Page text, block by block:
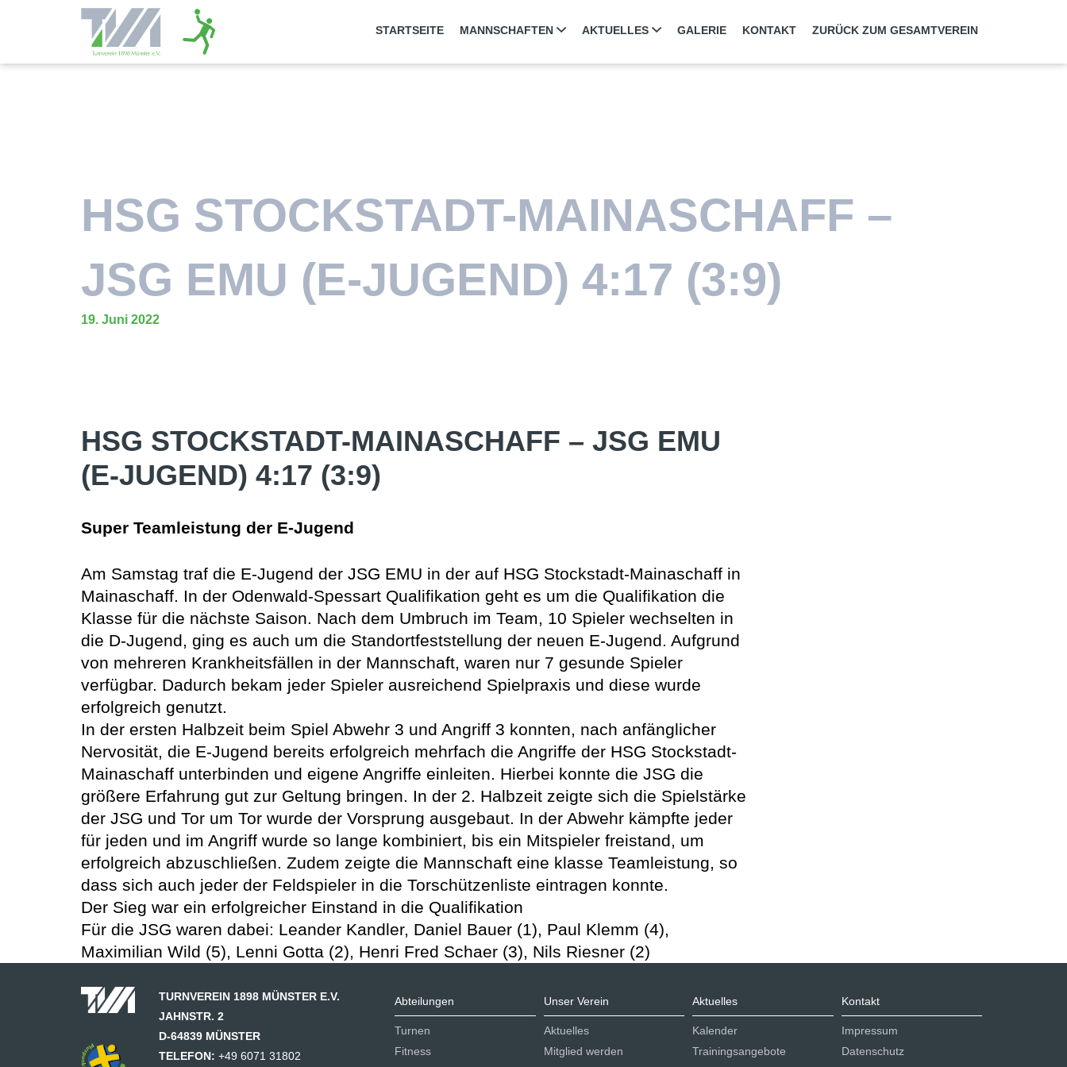
STARTSEITE MANNSCHAFTEN AKTUELLES GALERIE KONTAKT ZURÜCK ZUM GESAMTVEREIN
HSG STOCKSTADT-MAINASCHAFF –
JSG EMU (E-JUGEND) 4:17 (3:9)
19. Juni 2022
HSG STOCKSTADT-MAINASCHAFF – JSG EMU
(E-JUGEND) 4:17 (3:9)
Super Teamleistung der E-Jugend
Am Samstag traf die E-Jugend der JSG EMU in der auf HSG Stockstadt-Mainaschaff in
Mainaschaff. In der Odenwald-Spessart Qualifikation geht es um die Qualifikation die
Klasse für die nächste Saison. Nach dem Umbruch im Team, 10 Spieler wechselten in
die D-Jugend, ging es auch um die Standortfeststellung der neuen E-Jugend. Aufgrund
von mehreren Krankheitsfällen in der Mannschaft, waren nur 7 gesunde Spieler
verfügbar. Dadurch bekam jeder Spieler ausreichend Spielpraxis und diese wurde
erfolgreich genutzt.
In der ersten Halbzeit beim Spiel Abwehr 3 und Angriff 3 konnten, nach anfänglicher
Nervosität, die E-Jugend bereits erfolgreich mehrfach die Angriffe der HSG Stockstadt-
Mainaschaff unterbinden und eigene Angriffe einleiten. Hierbei konnte die JSG die
größere Erfahrung gut zur Geltung bringen. In der 2. Halbzeit zeigte sich die Spielstärke
der JSG und Tor um Tor wurde der Vorsprung ausgebaut. In der Abwehr kämpfte jeder
für jeden und im Angriff wurde so lange kombiniert, bis ein Mitspieler freistand, um
erfolgreich abzuschließen. Zudem zeigte die Mannschaft eine klasse Teamleistung, so
dass sich auch jeder der Feldspieler in die Torschützenliste eintragen konnte.
Der Sieg war ein erfolgreicher Einstand in die Qualifikation
Für die JSG waren dabei: Leander Kandler, Daniel Bauer (1), Paul Klemm (4),
Maximilian Wild (5), Lenni Gotta (2), Henri Fred Schaer (3), Nils Riesner (2)
TURNVEREIN 1898 MÜNSTER E.V.
JAHNSTR. 2
D-64839 MÜNSTER
TELEFON: +49 6071 31802
Abteilungen
Turnen
Fitness
Unser Verein
Aktuelles
Mitglied werden
Aktuelles
Kalender
Trainingsangebote
Kontakt
Impressum
Datenschutz